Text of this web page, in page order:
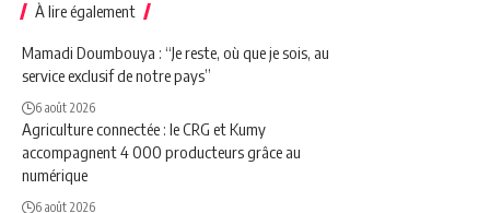
À lire également
Mamadi Doumbouya : “Je reste, où que je sois, au
service exclusif de notre pays”
6 août 2026
Agriculture connectée : le CRG et Kumy
accompagnent 4 000 producteurs grâce au
numérique
6 août 2026